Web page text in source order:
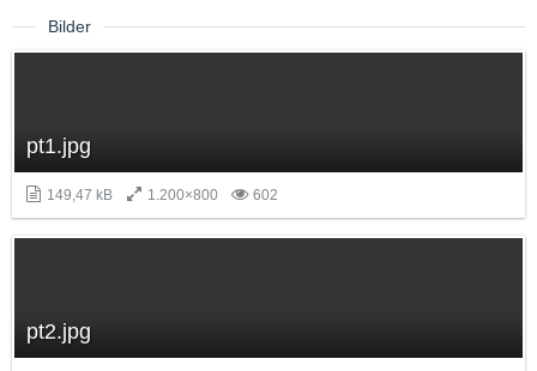
Bilder
pt1.jpg
149,47 kB 1.200×800 602
pt2.jpg